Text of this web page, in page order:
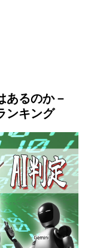
あるのか－
ンキング